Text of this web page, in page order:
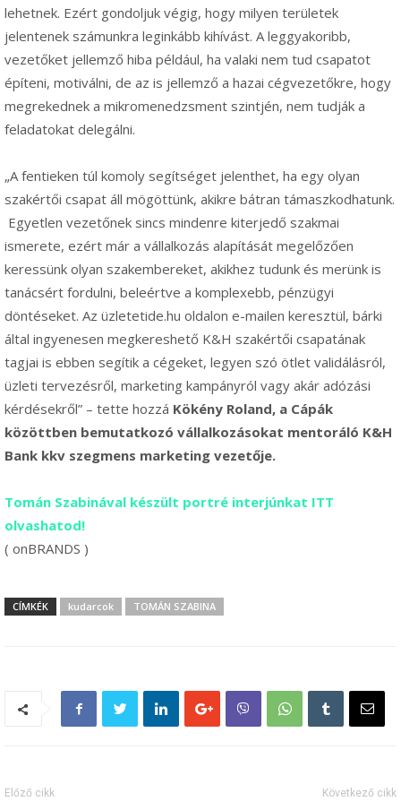
lehetnek. Ezért gondoljuk végig, hogy milyen területek
jelentenek számunkra leginkább kihívást. A leggyakoribb,
vezetőket jellemző hiba például, ha valaki nem tud csapatot
építeni, motiválni, de az is jellemző a hazai cégvezetőkre, hogy
megrekednek a mikromenedzsment szintjén, nem tudják a
feladatokat delegálni.
„A fentieken túl komoly segítséget jelenthet, ha egy olyan
szakértői csapat áll mögöttünk, akikre bátran támaszkodhatunk.
Egyetlen vezetőnek sincs mindenre kiterjedő szakmai
ismerete, ezért már a vállalkozás alapítását megelőzően
keressünk olyan szakembereket, akikhez tudunk és merünk is
tanácsért fordulni, beleértve a komplexebb, pénzügyi
döntéseket. Az üzletetide.hu oldalon e-mailen keresztül, bárki
által ingyenesen megkereshető K&H szakértői csapatának
tagjai is ebben segítik a cégeket, legyen szó ötlet validálásról,
üzleti tervezésről, marketing kampányról vagy akár adózási
kérdésekről” – tette hozzá Kökény Roland, a Cápák
közöttben bemutatkozó vállalkozásokat mentoráló K&H
Bank kkv szegmens marketing vezetője.
Tomán Szabinával készült portré interjúnkat ITT
olvashatod!
( onBRANDS )
CÍMKÉK kudarcok TOMÁN SZABINA
Előző cikk Következő cikk